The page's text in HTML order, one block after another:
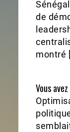
de
montré
Vous